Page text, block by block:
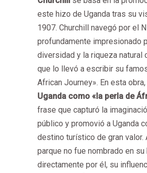
este hizo de Uganda tras su
1907. Churchill navegó por el
profundamente impresionado
diversidad y la riqueza natural
que lo llevó a escribir su
African Journey». En esta obra,
Uganda como «la perla de
frase que capturó la
público y promovió a Uganda
destino turístico de gran valor.
parque no fue nombrado en su
directamente por él, su